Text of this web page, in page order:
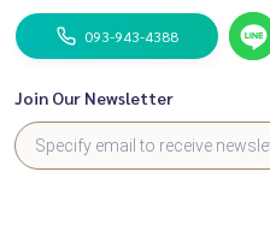
093-943-4388
Join Our Newsletter